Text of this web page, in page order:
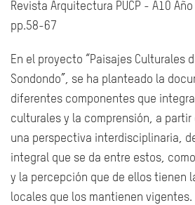
Revista Arquitectura PUCP - A10
pp.58-67
En el proyecto “Paisajes Culturales
Sondondo”, se ha planteado la
diferentes componentes que
culturales y la comprensión, a
una perspectiva interdisciplinaria,
integral que se da entre estos,
y la percepción que de ellos tienen
locales que los mantienen vigentes.